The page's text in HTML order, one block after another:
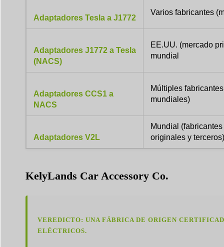
Adaptadores Tesla a J1772
Varios fabricantes
Adaptadores J1772 a Tesla
(NACS)
EE.UU. (mercado
mundial
Adaptadores CCS1 a
NACS
Múltiples
mundiales)
Adaptadores V2L
Mundial
originales y terceros)
KelyLands Car Accessory Co.
VEREDICTO: UNA FÁBRICA DE ORIGEN
ELÉCTRICOS.